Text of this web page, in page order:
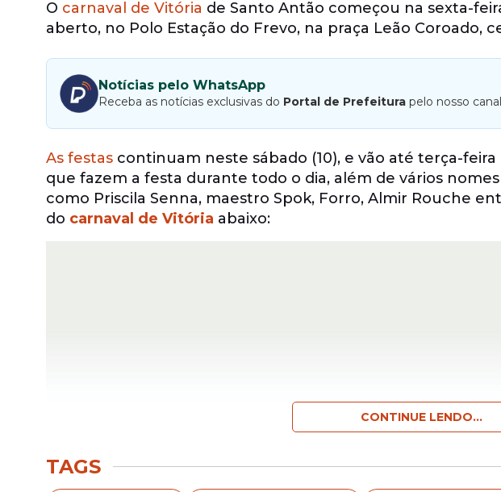
O carnaval de Vitória de Santo Antão começou na sexta-
aberto, no Polo Estação do Frevo, na praça Leão Coroado,
Notícias pelo WhatsApp
Receba as notícias exclusivas do Portal de Prefeitura pelo nosso
As festas continuam neste sábado (10), e vão até terça-feira
que fazem a festa durante todo o dia, além de vários
como Priscila Senna, maestro Spok, Forro, Almir Rouche
do carnaval de Vitória abaixo:
CONTINUE LENDO...
TAGS